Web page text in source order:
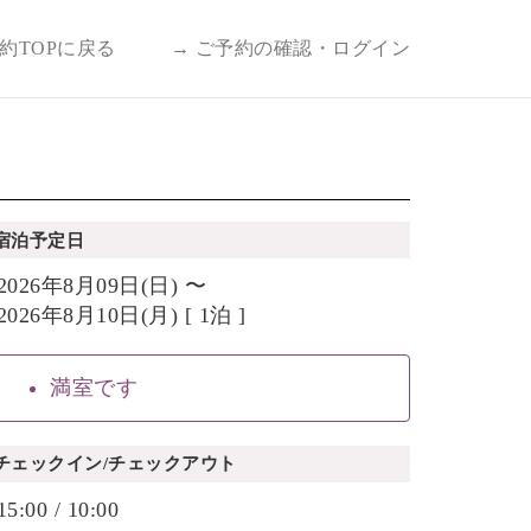
TOPに戻る → ご予約の確認・ログイン
泊予定日
年8月09日(日) 〜
年8月10日(月) [ 1泊 ]
満室です
ェックイン/チェックアウト
/ 10:00